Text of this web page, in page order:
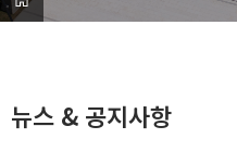
뉴스 & 공지사항